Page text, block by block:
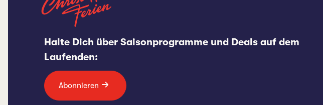
Halte Dich über Saisonprogramme und Deals auf dem
Laufenden:
Abonnieren